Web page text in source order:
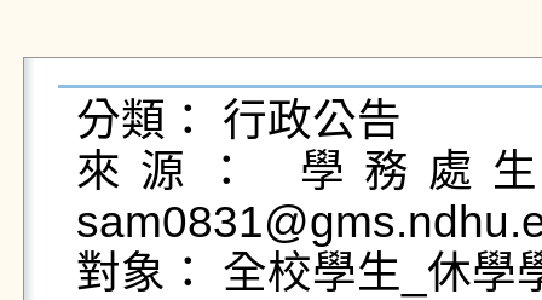
分類： 行政公告
來源： 學務處
對象： 全校學生_休學